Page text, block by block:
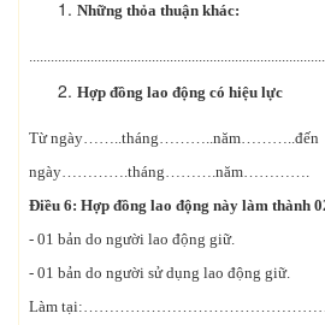
Những thỏa thuận khác:
Hợp đồng lao động có hiệu lực
Từ ngày……..tháng………..năm………..đến
ngày………….tháng……….năm………….
Điều 6: Hợp đồng lao động này làm thành
- 01 bản do người lao động giữ.
- 01 bản do người sử dụng lao động giữ.
Làm